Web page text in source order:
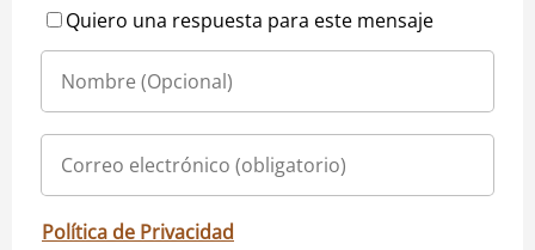
Quiero una respuesta para este mensaje
Política de Privacidad